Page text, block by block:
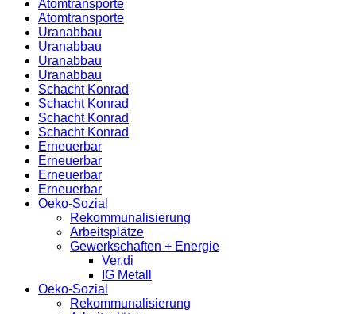
Atomtransporte
Atomtransporte
Uranabbau
Uranabbau
Uranabbau
Uranabbau
Schacht Konrad
Schacht Konrad
Schacht Konrad
Schacht Konrad
Erneuerbar
Erneuerbar
Erneuerbar
Erneuerbar
Oeko-Sozial
Rekommunalisierung
Arbeitsplätze
Gewerkschaften + Energie
Ver.di
IG Metall
Oeko-Sozial
Rekommunalisierung